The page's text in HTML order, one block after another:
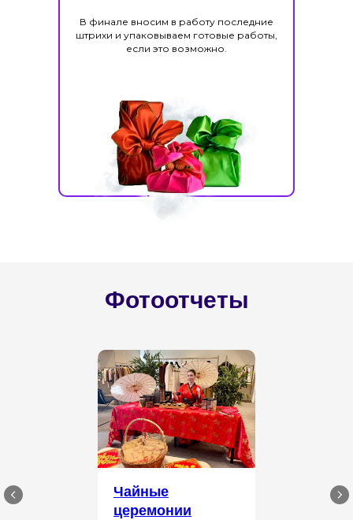
В финале вносим в работу последние
штрихи и упаковываем готовые работы,
если это возможно.
Фотоотчеты
Чайные
церемонии